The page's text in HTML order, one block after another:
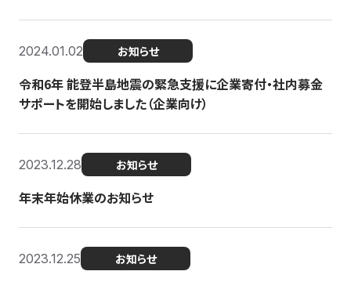
2024.01.02 お知らせ
令和6年 能登半島地震の緊急支援に企業寄付・社内募金
サポートを開始しました（企業向け）
2023.12.28 お知らせ
年末年始休業のお知らせ
2023.12.25 お知らせ